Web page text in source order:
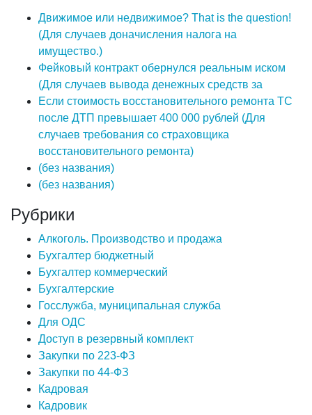
Движимое или недвижимое? That is the question!
(Для случаев доначисления налога на
имущество.)
Фейковый контракт обернулся реальным иском
(Для случаев вывода денежных средств за
Если стоимость восстановительного ремонта ТС
после ДТП превышает 400 000 рублей (Для
случаев требования со страховщика
восстановительного ремонта)
(без названия)
(без названия)
Рубрики
Алкоголь. Производство и продажа
Бухгалтер бюджетный
Бухгалтер коммерческий
Бухгалтерские
Госслужба, муниципальная служба
Для ОДС
Доступ в резервный комплект
Закупки по 223-ФЗ
Закупки по 44-ФЗ
Кадровая
Кадровик